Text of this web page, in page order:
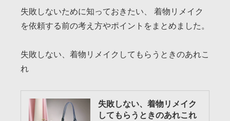
失敗しないために知っておきたい、 着物リメイク
を依頼する前の考え方やポイントをまとめました。
失敗しない、着物リメイクしてもらうときのあれこ
れ
失敗しない、着物リメイク
してもらうときのあれこれ